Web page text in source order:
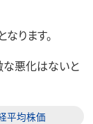
ります。
な悪化はないと
平均株価